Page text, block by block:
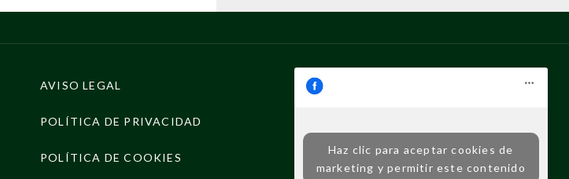
AVISO LEGAL
POLÍTICA DE PRIVACIDAD
POLÍTICA DE COOKIES
Haz clic para aceptar cookies de
marketing y permitir este contenido